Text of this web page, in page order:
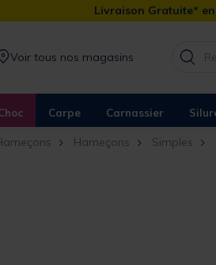
Livraison Gratuite*
Voir tous nos magasins
Carpe Carnassier
Hameçons Simples